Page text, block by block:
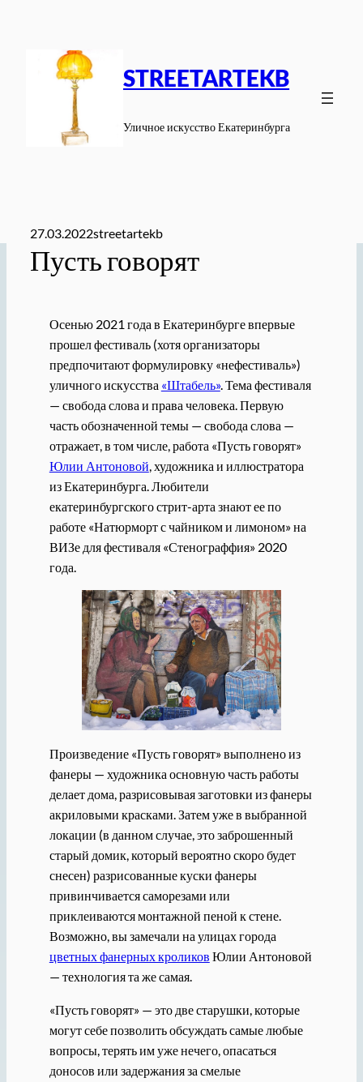
содержимому
STREETARTEKB
Уличное искусство Екатеринбурга
27.03.2022streetartekb
Пусть говорят
Осенью 2021 года в Екатеринбурге впервые
прошел фестиваль (хотя организаторы
предпочитают формулировку «нефестиваль»)
уличного искусства «Штабель». Тема фестиваля
— свобода слова и права человека. Первую
часть обозначенной темы — свобода слова —
отражает, в том числе, работа «Пусть говорят»
Юлии Антоновой , художника и иллюстратора
из Екатеринбурга. Любители
екатеринбургского стрит-арта знают ее по
работе «Натюрморт с чайником и лимоном» на
ВИЗе для фестиваля «Стенограффия» 2020
года.
Произведение «Пусть говорят» выполнено из
фанеры — художника основную часть работы
делает дома, разрисовывая заготовки из фанеры
акриловыми красками. Затем уже в выбранной
локации (в данном случае, это заброшенный
старый домик, который вероятно скоро будет
снесен) разрисованные куски фанеры
привинчивается саморезами или
приклеиваются монтажной пеной к стене.
Возможно, вы замечали на улицах города
цветных фанерных кроликов Юлии Антоновой
— технология та же самая.
«Пусть говорят» — это две старушки, которые
могут себе позволить обсуждать самые любые
вопросы, терять им уже нечего, опасаться
доносов или задержания за смелые